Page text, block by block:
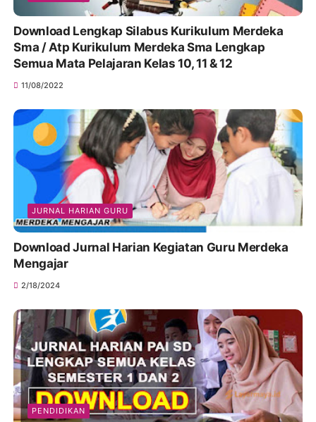
Download Lengkap Silabus Kurikulum Merdeka
Sma / Atp Kurikulum Merdeka Sma Lengkap
Semua Mata Pelajaran Kelas 10, 11 & 12
11/08/2022
JURNAL HARIAN GURU
Download Jurnal Harian Kegiatan Guru Merdeka
Mengajar
2/18/2024
PENDIDIKAN